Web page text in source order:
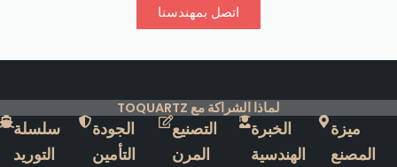
اتصل بمهندسنا
لماذا الشراكة مع TOQUARTZ
ميزة
المصنع
الخبرة
الهندسية
التصنيع
المرن
الجودة
التأمين
سلسلة
التوريد